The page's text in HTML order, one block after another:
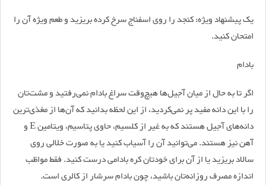
یک پیشنهاد ویژه: کنجد را روی اسفناج سرخ کرده بریزید و طعم ویژه آن را
امتحان کنید.
بادام
اگر تا به حال از میان آجیل‌ها هیچ‌وقت سراغ بادام نمی‌رفتید و مشت‌تان
را با این دانه مفید پر نمی‌کردید، از این لحظه بدانید که آن‌ها از مغذی‌ترین
دانه‌های آجیل هستند که به غیر از کلسیم، حاوی پتاسیم، ویتامین E و
آهن نیز هستند. می‌توانید آن را آسیاب کنید یا به صورت خلالی روی
سالاد بریزید یا از آن برای خودتان کره بادامی درست کنید. فقط مواظب
اندازه مصرف روزانه‌تان باشید، چون بادام سرشار از کالری است.